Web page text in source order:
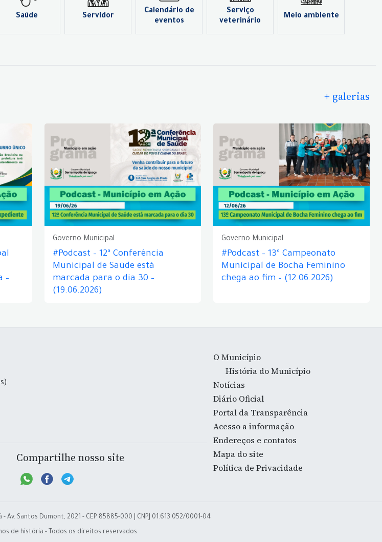
Saúde Servidor
Calendário de
eventos
Serviço
veterinário
Meio ambiente
+ galerias
–
Governo Municipal
#Podcast – 12ª Conferência
Municipal de Saúde está
marcada para o dia 30 –
(19.06.2026)
Governo Municipal
#Podcast – 13º Campeonato
Municipal de Bocha Feminino
chega ao fim – (12.06.2026)
Compartilhe nosso site
O Município
História do Município
Notícias
Diário Oficial
Portal da Transparência
Acesso a informação
Endereços e contatos
Mapa do site
Política de Privacidade
Santos Dumont, 2021 - CEP 85885-000 | CNPJ 01.613.052/0001-04
de história - Todos os direitos reservados.